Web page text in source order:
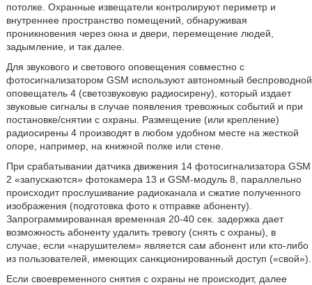
потолке. Охранные извещатели контролируют периметр и
внутреннее пространство помещений, обнаруживая
проникновения через окна и двери, перемещение людей,
задымление, и так далее.
Для звукового и светового оповещения совместно с
фотосигнализатором GSM используют автономный беспроводной
оповещатель 4 (светозвуковую радиосирену), который издает
звуковые сигналы в случае появления тревожных событий и при
постановке/снятии с охраны. Размещение (или крепление)
радиосирены 4 производят в любом удобном месте на жесткой
опоре, например, на книжной полке или стене.
При срабатывании датчика движения 14 фотосигнализатора GSM
2 «запускаются» фотокамера 13 и GSM-модуль 8, параллельно
происходит прослушивание радиоканала и сжатие полученного
изображения (подготовка фото к отправке абоненту).
Запрограммированная временная 20-40 сек. задержка дает
возможность абоненту удалить тревогу (снять с охраны), в
случае, если «нарушителем» является сам абонент или кто-либо
из пользователей, имеющих санкционированный доступ («свой»).
Если своевременного снятия с охраны не происходит, далее